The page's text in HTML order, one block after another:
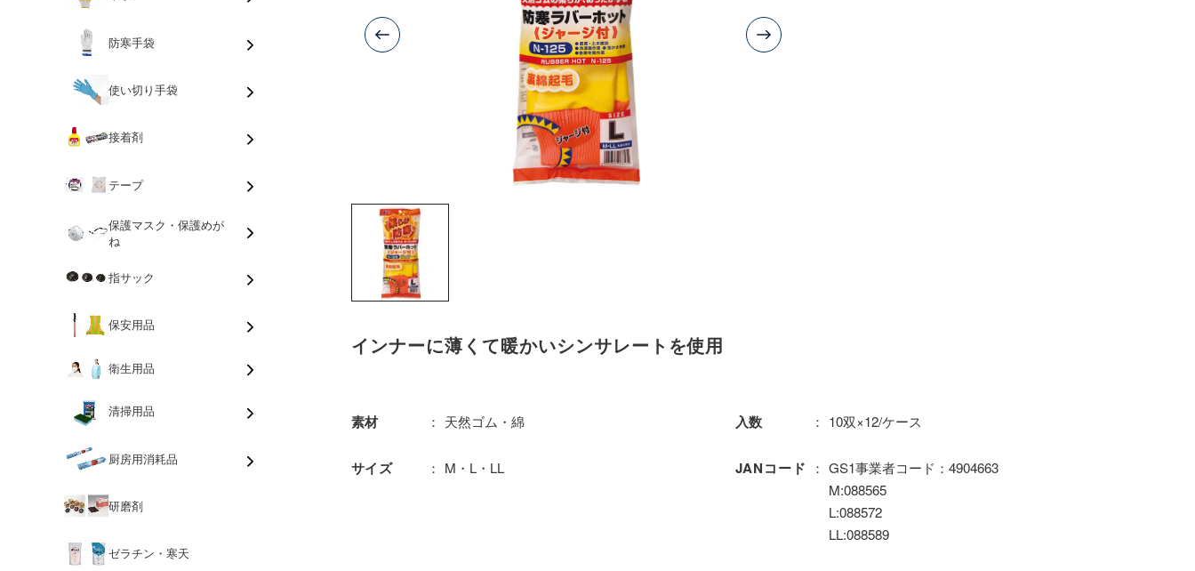
防寒手袋
使い切り手袋
接着剤
テープ
保護マスク・保護めが
ね
指サック
保安用品
衛生用品
清掃用品
厨房用消耗品
研磨剤
ゼラチン・寒天
インナーに薄くて暖かいシンサレートを使用
素材 天然ゴム・綿
サイズ M・L・LL
入数 10双×12/ケース
JANコード
GS1事業者コード：4904663
M:088565
L:088572
LL:088589